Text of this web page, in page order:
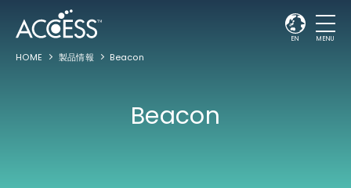
EN MENU
HOME 製品情報 Beacon
Beacon